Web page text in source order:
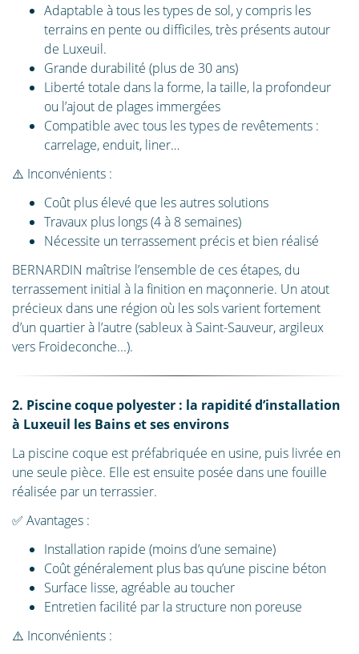
Adaptable à tous les types de sol, y compris les
terrains en pente ou difficiles, très présents autour
de Luxeuil.
Grande durabilité (plus de 30 ans)
Liberté totale dans la forme, la taille, la profondeur
ou l’ajout de plages immergées
Compatible avec tous les types de revêtements :
carrelage, enduit, liner…
⚠️ Inconvénients :
Coût plus élevé que les autres solutions
Travaux plus longs (4 à 8 semaines)
Nécessite un terrassement précis et bien réalisé
BERNARDIN maîtrise l’ensemble de ces étapes, du
terrassement initial à la finition en maçonnerie. Un atout
précieux dans une région où les sols varient fortement
d’un quartier à l’autre (sableux à Saint-Sauveur, argileux
vers Froideconche...).
2. Piscine coque polyester : la rapidité d’installation
à Luxeuil les Bains et ses environs
La piscine coque est préfabriquée en usine, puis livrée en
une seule pièce. Elle est ensuite posée dans une fouille
réalisée par un terrassier.
✅ Avantages :
Installation rapide (moins d’une semaine)
Coût généralement plus bas qu’une piscine béton
Surface lisse, agréable au toucher
Entretien facilité par la structure non poreuse
⚠️ Inconvénients :